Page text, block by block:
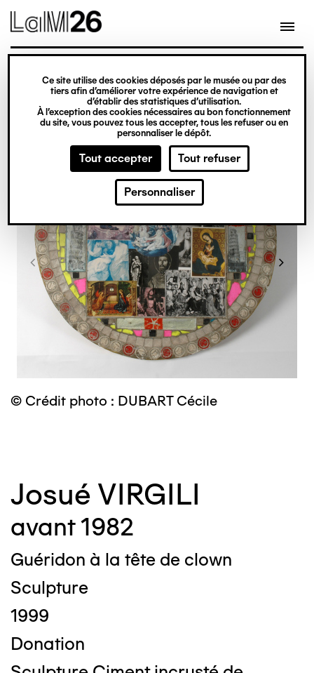
Gestion des cookies
Ce site utilise des cookies déposés par le musée ou par des
tiers afin d’améliorer votre expérience de navigation et
d’établir des statistiques d’utilisation.
À l’exception des cookies nécessaires au bon fonctionnement
du site, vous pouvez tous les accepter, tous les refuser ou en
personnaliser le dépôt.
Tout accepter Tout refuser
Personnaliser
contenu
© Crédit photo : DUBART Cécile
Josué VIRGILI
avant 1982
Guéridon à la tête de clown
Sculpture
1999
Donation